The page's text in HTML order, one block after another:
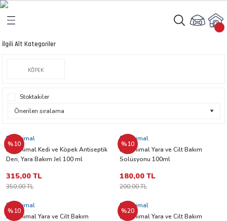
Besinleri
Ürünleri
İlgili Alt Kategoriler
KÖPEK
Stoktakiler
%10
Dr.Animal
Dr. Animal Kedi ve Köpek Antiseptik
Deri, Yara Bakım Jel 100 ml
315,00 TL
350,00 TL
%10
Dr.Animal
Dr. Animal Yara ve Cilt Bakım
Solüsyonu 100ml
180,00 TL
200,00 TL
%10
Dr.Animal
Dr. Animal Yara ve Cilt Bakım
%20
Dr.Animal
Dr. Animal Yara ve Cilt Bakım